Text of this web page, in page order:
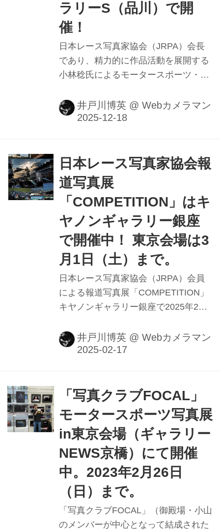
ラリーS（品川）で開
催！
日本レース写真家協会（JRPA）会長
であり、精力的に作品活動を展開する
小林稔氏によるモータースポーツ・ク
モータースポーツにおける人とクルマ
が共に戦う時間とそこに生まれるドラ
ドカーの数々を年代順に展示する。
井戸川博英 @ Webカメラマン
日本レース写真家協会報
道写真展
「COMPETITION」はキ
ヤノンギャラリー銀座
で開催中！ 東京会場は3
月1日（土）まで。
日本レース写真家協会（JRPA）会員
による報道写真展「COMPETITION」
キヤノンギャラリー銀座で2025年2月
ンギャラリー大阪で4月15日（火）か
ら4月26日（土）と2会場で開催する。
井戸川博英 @ Webカメラマン
「写真クラブFOCAL」
モータースポーツ写真展
in東京会場（ギャラリー
NEWS京橋）にて開催
中。2023年2月26日
（日）まで。
「写真クラブFOCAL」（御殿場・小山
のメンバーが中心となって結成された